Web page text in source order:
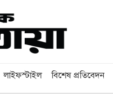
লাইফস্টাইল বিশেষ প্রতিবেদন